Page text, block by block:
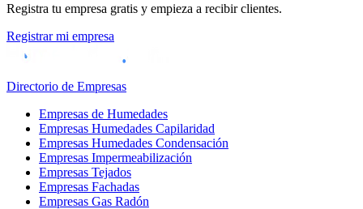
Registra tu empresa gratis y empieza a recibir clientes.
Registrar mi empresa
Directorio de Empresas
Empresas de Humedades
Empresas Humedades Capilaridad
Empresas Humedades Condensación
Empresas Impermeabilización
Empresas Tejados
Empresas Fachadas
Empresas Gas Radón